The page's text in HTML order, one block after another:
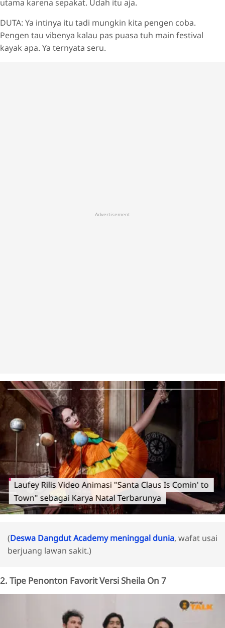
utama karena sepakat. Udah itu aja.
DUTA: Ya intinya itu tadi mungkin kita pengen coba.
Pengen tau vibenya kalau pas puasa tuh main festival
kayak apa. Ya ternyata seru.
Advertisement
Laufey Rilis Video Animasi "Santa Claus Is Comin' to
Town" sebagai Karya Natal Terbarunya
(Deswa Dangdut Academy meninggal dunia, wafat usai
berjuang lawan sakit.)
2. Tipe Penonton Favorit Versi Sheila On 7